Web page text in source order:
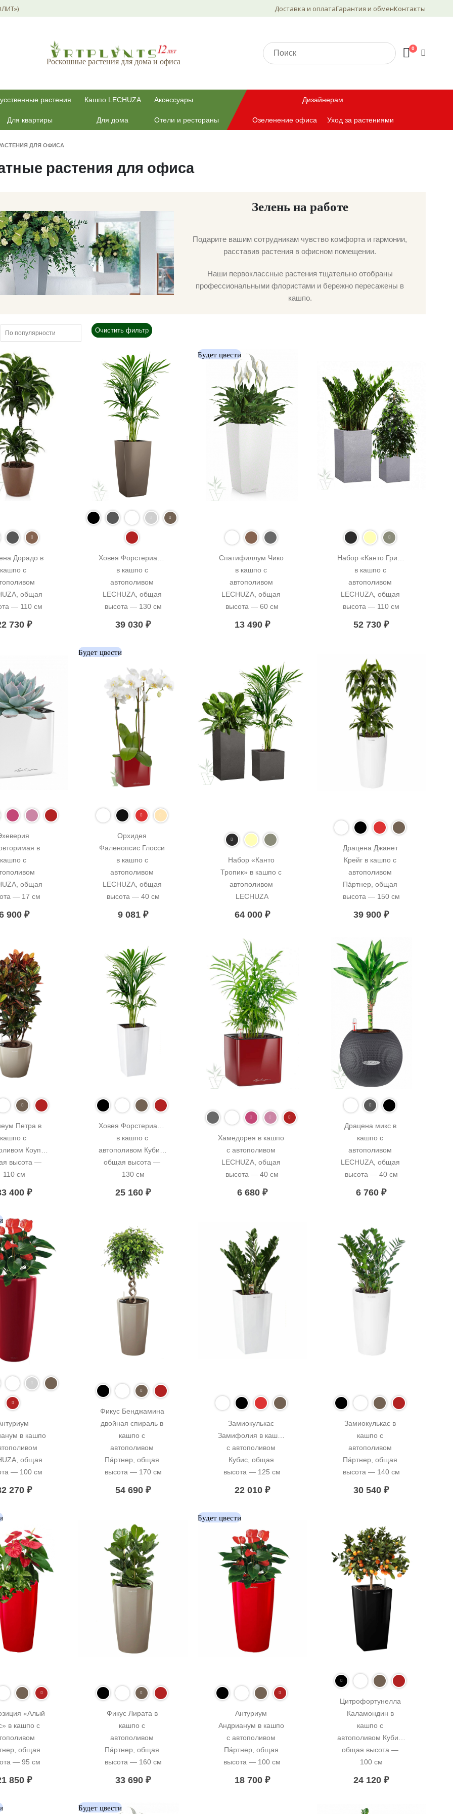
Доставка и оплатаГарантия и обменКонтакты
Роскошные растения для дома и офиса
0
растения Кашпо LECHUZA Аксессуары
Озеленение офиса Уход за растениями
Дизайнерам
Для квартиры Для дома Отели и рестораны
ДЛЯ ОФИСА
растения для офиса
Зелень на работе
Подарите вашим сотрудникам чувство комфорта и гармонии,
расставив растения в офисном помещении.
Наши первоклассные растения тщательно отобраны
профессиональными флористами и бережно пересажены в
кашпо.
Очистить фильтр
Дорадо в
кашпо с
общая
— 110 см
730 ₽
Ховея Форстериана
в кашпо с
автополивом
LECHUZA, общая
высота — 130 см
39 030₽
Будет цвести
Спатифиллум Чико
в кашпо с
автополивом
LECHUZA, общая
высота — 60 см
13 490 ₽
Набор «Канто Грин»
в кашпо с
автополивом
LECHUZA, общая
высота — 110 см
52 730₽
в
кашпо с
общая
— 17 см
900 ₽
Будет цвести
Орхидея
Фаленопсис Глосси
в кашпо с
автополивом
LECHUZA, общая
высота — 40 см
9 081₽
Набор «Канто
Тропик» в кашпо с
автополивом
LECHUZA
64 000 ₽
Драцена Джанет
Крейг в кашпо с
автополивом
Пáртнер, общая
высота — 150 см
39 900₽
Петра в
кашпо с
Коупл,
высота —
110 см
400 ₽
Ховея Форстериана
в кашпо с
автополивом Кубис,
общая высота —
130 см
25 160₽
Хамедорея в кашпо
с автополивом
LECHUZA, общая
высота — 40 см
6 680 ₽
Драцена микс в
кашпо с
автополивом
LECHUZA, общая
высота — 40 см
6 760₽
в кашпо
общая
— 100 см
270 ₽
Фикус Бенджамина
двойная спираль в
кашпо с
автополивом
Пáртнер, общая
высота — 170 см
54 690₽
Замиокулькас
Замифолия в кашпо
с автополивом
Кубис, общая
высота — 125 см
22 010 ₽
Замиокулькас в
кашпо с
автополивом
Пáртнер, общая
высота — 140 см
30 540₽
«Алый
в кашпо с
общая
— 95 см
850 ₽
Фикус Лирата в
кашпо с
автополивом
Пáртнер, общая
высота — 160 см
33 690₽
Будет цвести
Антуриум
Андрианум в кашпо
с автополивом
Пáртнер, общая
высота — 100 см
18 700 ₽
Цитрофортунелла
Каламондин в
кашпо с
автополивом Кубис,
общая высота —
100 см
24 120₽
Будет цвести